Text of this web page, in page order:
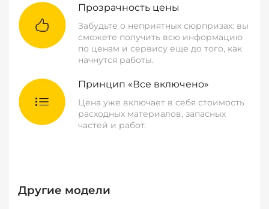
Прозрачность цены
Забудьте о неприятных сюрпризах: вы
сможете получить всю информацию
по ценам и сервису еще до того, как
начнутся работы.
Принцип «Все включено»
Цена уже включает в себя стоимость
расходных материалов, запасных
частей и работ.
Другие модели